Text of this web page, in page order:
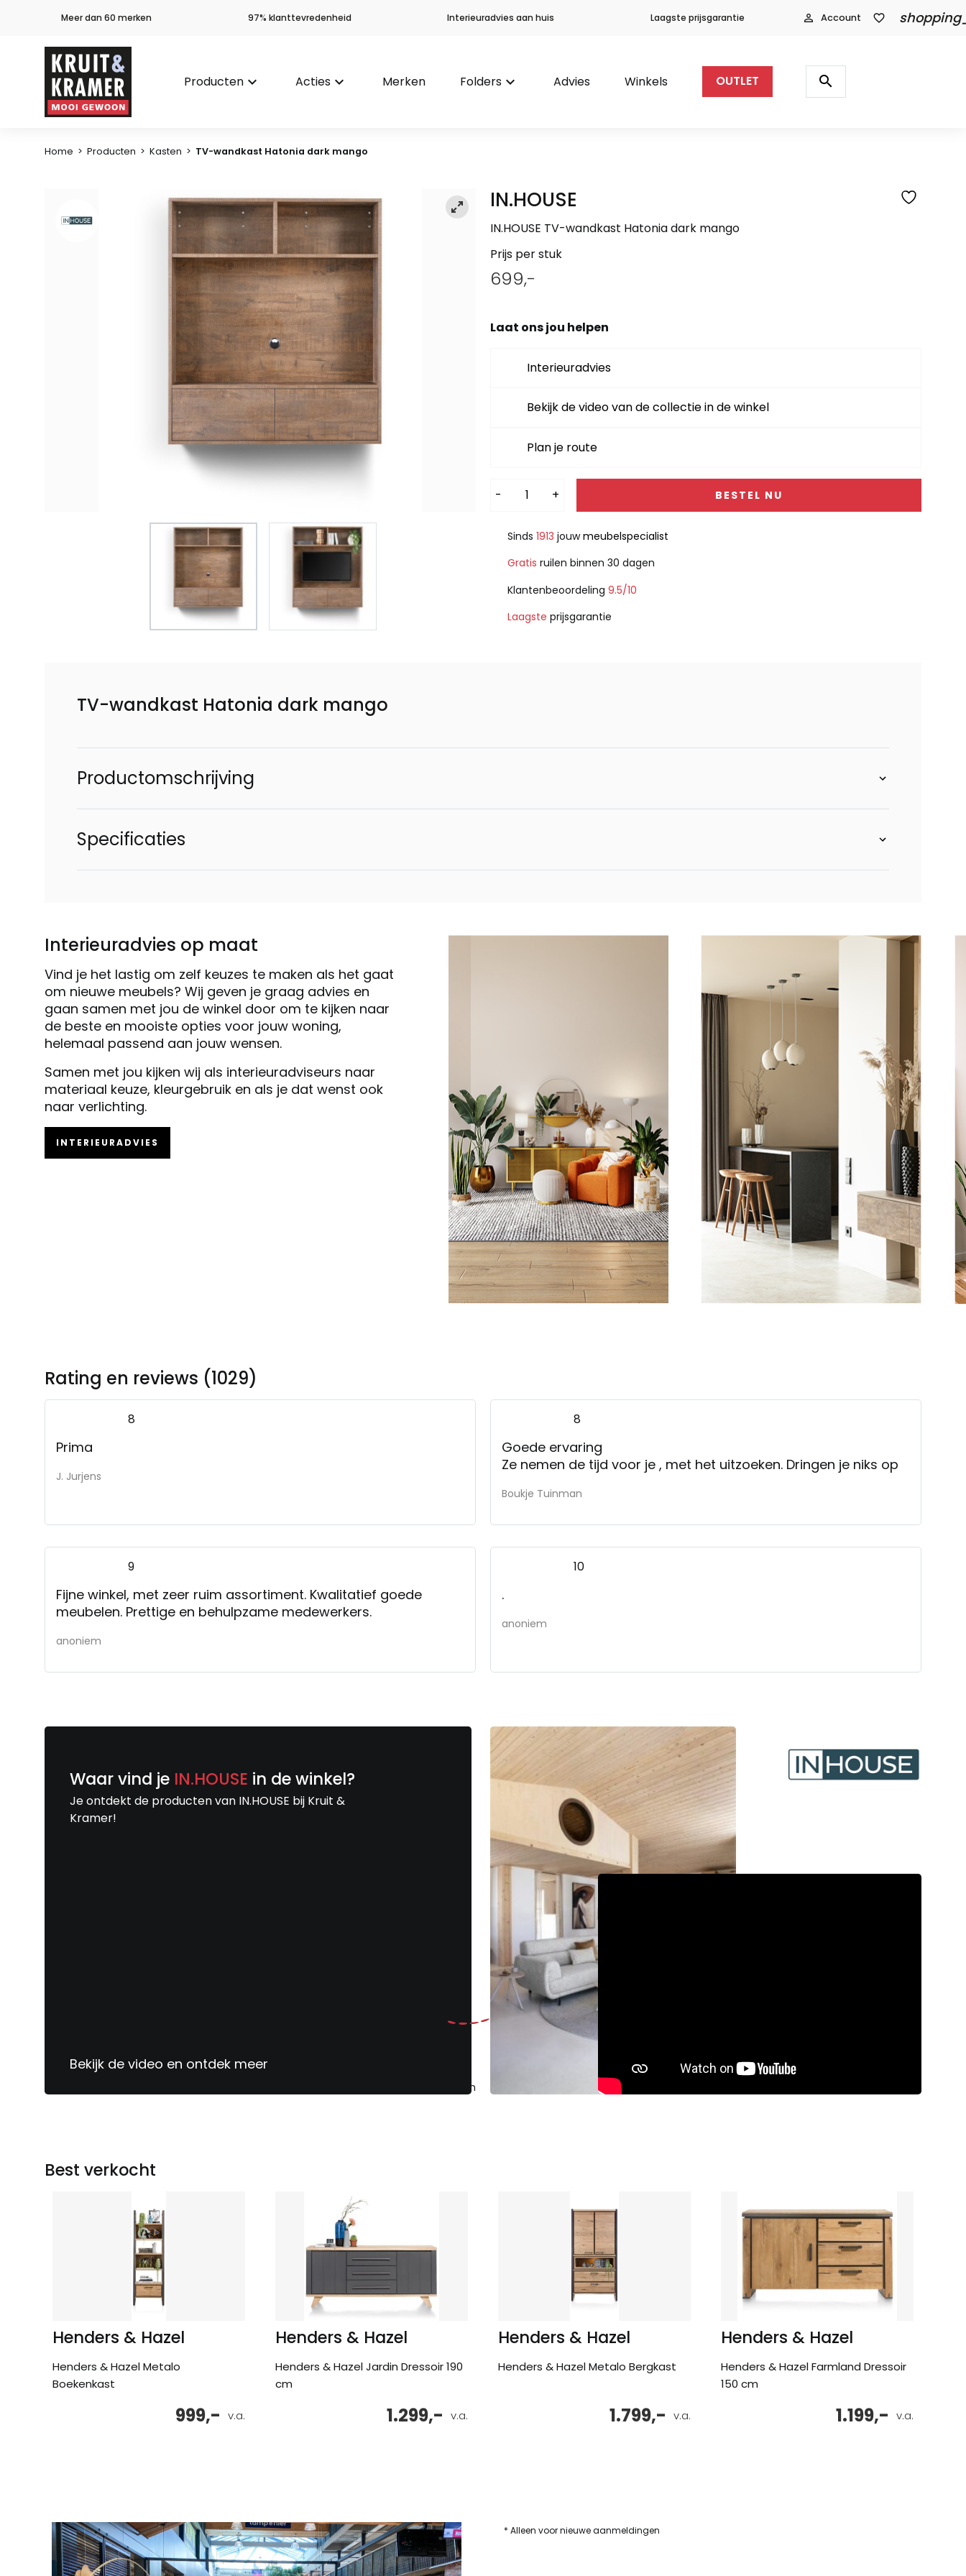
Meer dan 60 merken 97% klanttevredenheid Interieuradvies aan huis Laagste prijsgarantie person_outline Account favorite_border
Producten keyboard_arrow_down Acties keyboard_arrow_down Merken Folders keyboard_arrow_down Advies Winkels OUTLET
Producten
zoeken
search
Home > Producten > Kasten > TV-wandkast Hatonia dark mango
IN.HOUSE
IN.HOUSE TV-wandkast Hatonia dark mango
Prijs per stuk
699,-
Laat ons jou helpen
Interieuradvies
Bekijk de video van de collectie in de winkel
Plan je route
- + BESTEL NU
Alternative:
Sinds 1913 jouwmeubelspecialist
Gratis ruilen binnen 30 dagen
Klantenbeoordeling 9.5/10
Laagste prijsgarantie
TV-wandkast Hatonia dark mango
Productomschrijving
Specificaties
Interieuradvies op maat
Vind je het lastig om zelf keuzes te maken als het gaat
om nieuwe meubels? Wij geven je graag advies en
gaan samen met jou de winkel door om te kijken naar
de beste en mooiste opties voor jouw woning,
helemaal passend aan jouw wensen.
Samen met jou kijken wij als interieuradviseurs naar
materiaal keuze, kleurgebruik en als je dat wenst ook
naar verlichting.
INTERIEURADVIES
Rating en reviews (1029)
8
Prima
J. Jurjens
8
Goede ervaring
Ze nemen de tijd voor je , met het uitzoeken. Dringen je niks op
Boukje Tuinman
9
Fijne winkel, met zeer ruim assortiment. Kwalitatief goede
meubelen. Prettige en behulpzame medewerkers.
anoniem
10
.
anoniem
Waar vind je IN.HOUSE in de winkel?
Je ontdekt de producten van IN.HOUSE bij Kruit &
Kramer!
Bekijk de video en ontdek meer
ruilen binnen 30 dagen Klantenbeoordeling
Best verkocht
Henders & Hazel
Henders & Hazel Metalo
Boekenkast
v.a.
999,-
Henders & Hazel
Henders & Hazel Jardin Dressoir 190
cm
v.a.
1.299,-
Henders & Hazel
Henders & Hazel Metalo Bergkast
v.a.
1.799,-
Henders & Hazel
Henders & Hazel Farmland Dressoir
150 cm
v.a.
1.199,-
* Alleen voor nieuwe aanmeldingen